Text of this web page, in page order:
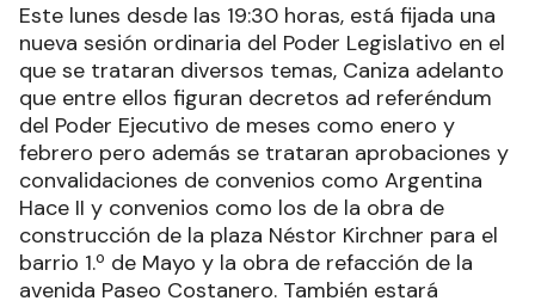
Este lunes desde las 19:30 horas, está fijada una
nueva sesión ordinaria del Poder Legislativo en el
que se trataran diversos temas, Caniza adelanto
que entre ellos figuran decretos ad referéndum
del Poder Ejecutivo de meses como enero y
febrero pero además se trataran aprobaciones y
convalidaciones de convenios como Argentina
Hace II y convenios como los de la obra de
construcción de la plaza Néstor Kirchner para el
barrio 1.º de Mayo y la obra de refacción de la
avenida Paseo Costanero. También estará